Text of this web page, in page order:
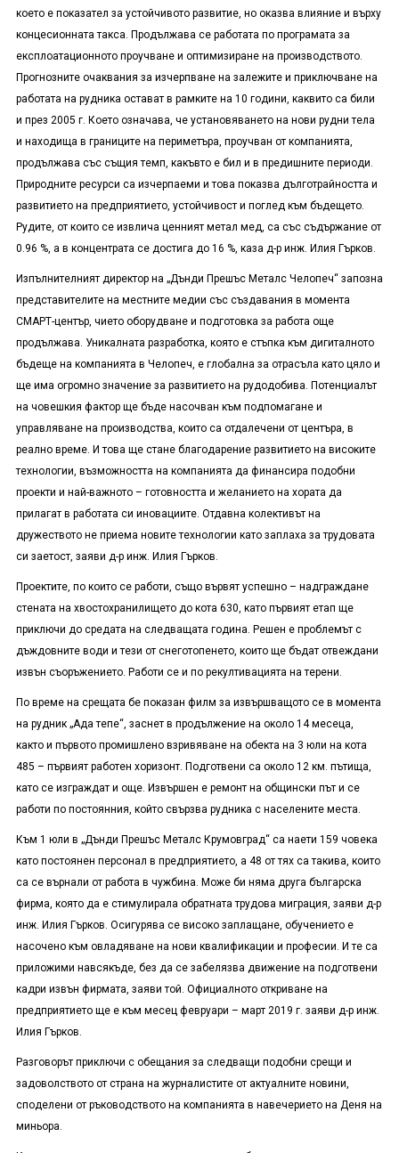
което е показател за устойчивото развитие, но оказва влияние и върху
концесионната такса. Продължава се работата по програмата за
експлоатационното проучване и оптимизиране на производството.
Прогнозните очаквания за изчерпване на залежите и приключване на
работата на рудника остават в рамките на 10 години, каквито са били
и през 2005 г. Което означава, че установяването на нови рудни тела
и находища в границите на периметъра, проучван от компанията,
продължава със същия темп, какъвто е бил и в предишните периоди.
Природните ресурси са изчерпаеми и това показва дълготрайността и
развитието на предприятието, устойчивост и поглед към бъдещето.
Рудите, от които се извлича ценният метал мед, са със съдържание от
0.96 %, а в концентрата се достига до 16 %, каза д-р инж. Илия Гърков.
Изпълнителният директор на „Дънди Прешъс Металс Челопеч“ запозна
представителите на местните медии със създавания в момента
СМАРТ-център, чието оборудване и подготовка за работа още
продължава. Уникалната разработка, която е стъпка към дигиталното
бъдеще на компанията в Челопеч, е глобална за отрасъла като цяло и
ще има огромно значение за развитието на рудодобива. Потенциалът
на човешкия фактор ще бъде насочван към подпомагане и
управляване на производства, които са отдалечени от центъра, в
реално време. И това ще стане благодарение развитието на високите
технологии, възможността на компанията да финансира подобни
проекти и най-важното – готовността и желанието на хората да
прилагат в работата си иновациите. Отдавна колективът на
дружеството не приема новите технологии като заплаха за трудовата
си заетост, заяви д-р инж. Илия Гърков.
Проектите, по които се работи, също вървят успешно – надграждане
стената на хвостохранилището до кота 630, като първият етап ще
приключи до средата на следващата година. Решен е проблемът с
дъждовните води и тези от снеготопенето, които ще бъдат отвеждани
извън съоръжението. Работи се и по рекултивацията на терени.
По време на срещата бе показан филм за извършващото се в момента
на рудник „Ада тепе“, заснет в продължение на около 14 месеца,
както и първото промишлено взривяване на обекта на 3 юли на кота
485 – първият работен хоризонт. Подготвени са около 12 км. пътища,
като се изграждат и още. Извършен е ремонт на общински път и се
работи по постоянния, който свързва рудника с населените места.
Към 1 юли в „Дънди Прешъс Металс Крумовград“ са наети 159 човека
като постоянен персонал в предприятието, а 48 от тях са такива, които
са се върнали от работа в чужбина. Може би няма друга българска
фирма, която да е стимулирала обратната трудова миграция, заяви д-р
инж. Илия Гърков. Осигурява се високо заплащане, обучението е
насочено към овладяване на нови квалификации и професии. И те са
приложими навсякъде, без да се забелязва движение на подготвени
кадри извън фирмата, заяви той. Официалното откриване на
предприятието ще е към месец февруари – март 2019 г. заяви д-р инж.
Илия Гърков.
Разговорът приключи с обещания за следващи подобни срещи и
задоволството от страна на журналистите от актуалните новини,
споделени от ръководството на компанията в навечерието на Деня на
миньора.